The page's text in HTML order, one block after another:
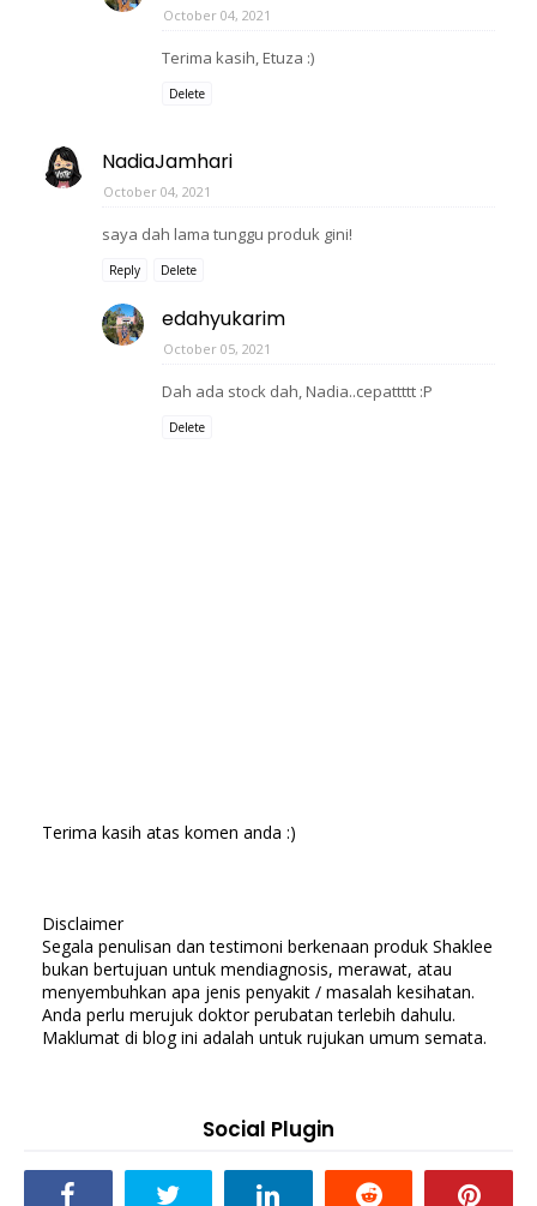
October 04, 2021
Terima kasih, Etuza :)
Delete
NadiaJamhari
October 04, 2021
saya dah lama tunggu produk gini!
Reply Delete
edahyukarim
October 05, 2021
Dah ada stock dah, Nadia..cepattttt :P
Delete
Terima kasih atas komen anda :)
Disclaimer
Segala penulisan dan testimoni berkenaan produk Shaklee
bukan bertujuan untuk mendiagnosis, merawat, atau
menyembuhkan apa jenis penyakit / masalah kesihatan.
Anda perlu merujuk doktor perubatan terlebih dahulu.
Maklumat di blog ini adalah untuk rujukan umum semata.
Social Plugin